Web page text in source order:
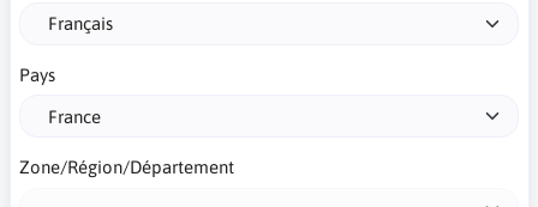
Pays
Zone/Région/Département